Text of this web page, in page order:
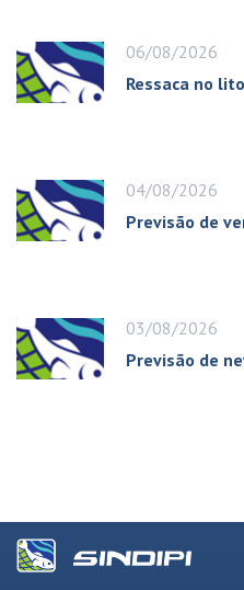
06/08/2026
Ressaca no
04/08/2026
Previsão de
03/08/2026
Previsão de